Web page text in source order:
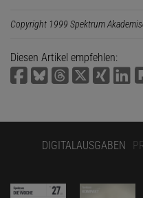
Copyright 1999 Spektrum
Diesen Artikel empfehlen:
DIGITALAUSGABEN